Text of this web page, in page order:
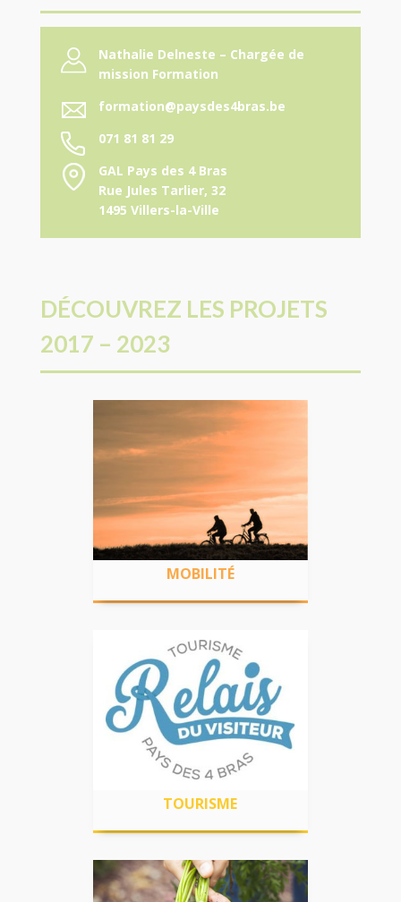
Nathalie Delneste – Chargée de
mission Formation
formation@paysdes4bras.be
071 81 81 29
GAL Pays des 4 Bras
Rue Jules Tarlier, 32
1495 Villers-la-Ville
DÉCOUVREZ LES PROJETS
2017 – 2023
MOBILITÉ
Valoriser les voies lentes existantes
Rendre accessible les lieux utiles à la
population
TOURISME
TOURISME
Promouvoir et mettre en réseau les
opérateurs touristiques Créer un relais
pour les visiteurs du territoire